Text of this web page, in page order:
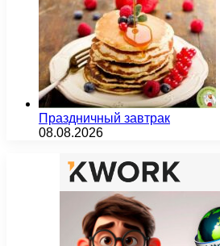
Праздничный завтрак
08.08.2026